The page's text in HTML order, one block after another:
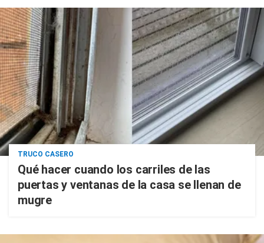
TRUCO CASERO
Qué hacer cuando los carriles de las
puertas y ventanas de la casa se llenan de
mugre